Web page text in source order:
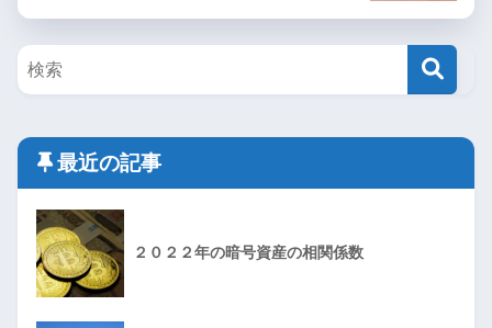
最近の記事
２０２２年の暗号資産の相関係数